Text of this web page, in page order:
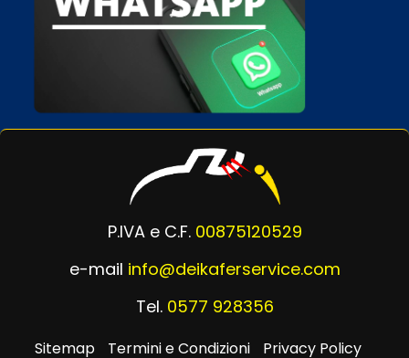
P.IVA e C.F. 00875120529
e-mail info@deikaferservice.com
Tel. 0577 928356
Sitemap Termini e Condizioni Privacy Policy